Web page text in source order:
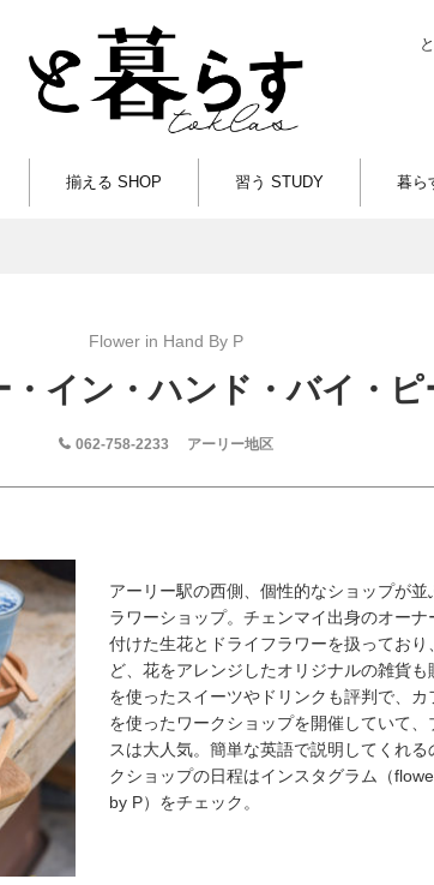
揃える SHOP 習う STUDY 暮ら
Flower in Hand By P
・イン・ハンド・バイ・ピ
062-758-2233 アーリー地区
アーリー駅の西側、個性的なショップが
ラワーショップ。チェンマイ出身のオー
付けた生花とドライフラワーを扱ってお
ど、花をアレンジしたオリジナルの雑貨
を使ったスイーツやドリンクも評判で、
を使ったワークショップを開催していて
スは大人気。簡単な英語で説明してくれ
クショップの日程はインスタグラム（
by P）をチェック。